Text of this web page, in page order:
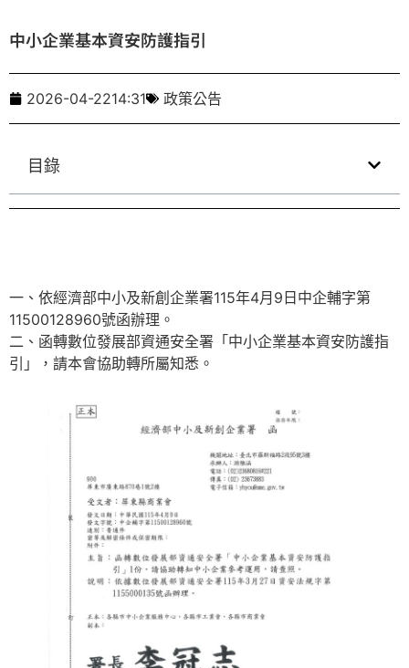
中小企業基本資安防護指引
2026-04-2214:31 政策公告
目錄
一、依經濟部中小及新創企業署115年4月9日中企輔字第
11500128960號函辦理。
二、函轉數位發展部資通安全署「中小企業基本資安防護指
引」，請本會協助轉所屬知悉。